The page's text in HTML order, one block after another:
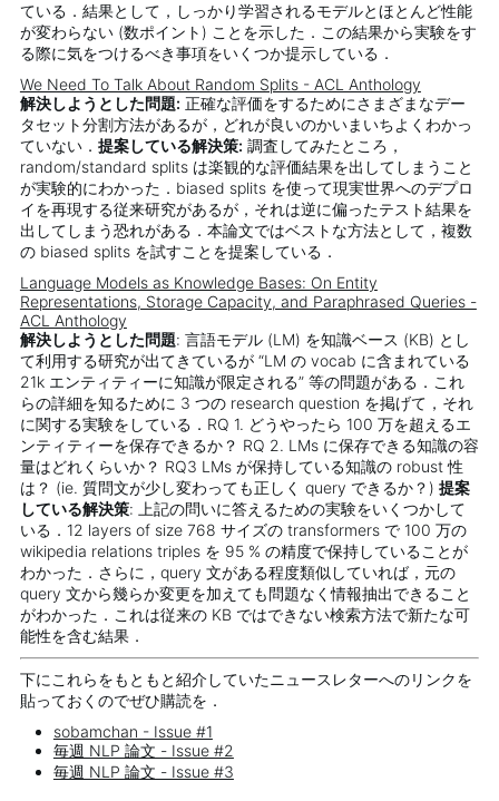
ている．結果として，しっかり学習されるモデルとほとんど性能
が変わらない (数ポイント) ことを示した．この結果から実験をす
る際に気をつけるべき事項をいくつか提示している．
We Need To Talk About Random Splits - ACL Anthology
解決しようとした問題: 正確な評価をするためにさまざまなデー
タセット分割方法があるが，どれが良いのかいまいちよくわかっ
ていない． 提案している解決策: 調査してみたところ，
random/standard splits は楽観的な評価結果を出してしまうこと
が実験的にわかった．biased splits を使って現実世界へのデプロ
イを再現する従来研究があるが，それは逆に偏ったテスト結果を
出してしまう恐れがある．本論文ではベストな方法として，複数
の biased splits を試すことを提案している．
Language Models as Knowledge Bases: On Entity
Representations, Storage Capacity, and Paraphrased Queries -
ACL Anthology
解決しようとした問題: 言語モデル (LM) を知識ベース (KB) とし
て利用する研究が出てきているが “LM の vocab に含まれている
21k エンティティーに知識が限定される” 等の問題がある．これ
らの詳細を知るために 3 つの research question を掲げて，それ
に関する実験をしている．RQ 1. どうやったら 100 万を超えるエ
ンティティーを保存できるか？ RQ 2. LMs に保存できる知識の容
量はどれくらいか？ RQ3 LMs が保持している知識の robust 性
は？ (ie. 質問文が少し変わっても正しく query できるか？) 提案
している解決策: 上記の問いに答えるための実験をいくつかして
いる．12 layers of size 768 サイズの transformers で 100 万の
wikipedia relations triples を 95 % の精度で保持していることが
わかった．さらに，query 文がある程度類似していれば，元の
query 文から幾らか変更を加えても問題なく情報抽出できること
がわかった．これは従来の KB ではできない検索方法で新たな可
能性を含む結果．
下にこれらをもともと紹介していたニュースレターへのリンクを
貼っておくのでぜひ購読を．
sobamchan - Issue #1
毎週 NLP 論文 - Issue #2
毎週 NLP 論文 - Issue #3